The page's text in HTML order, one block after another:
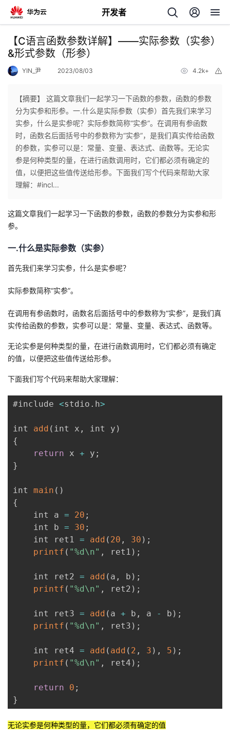
开发者
返
回
个
人
主
我
的
发
者
我
博
客
的
论
我
的
子
我
直
的
我
的
开
发
验
收
我
的
Programs
我
的
议
【C语言函数参数详解】——实际参数（实参）
&形式参数（形参）
YIN_尹 2023/08/03 4.2k+
【摘要】 这篇文章我们一起学习一下函数的参数，函数的参数
分为实参和形参。一.什么是实际参数（实参）首先我们来学习
实参，什么是实参呢？实际参数简称“实参”。在调用有参函数
时，函数名后面括号中的参数称为“实参”，是我们真实传给函数
的参数，实参可以是：常量、变量、表达式、函数等。无论实
参是何种类型的量，在进行函数调用时，它们都必须有确定的
值，以便把这些值传送给形参。下面我们写个代码来帮助大家
理解：#incl...
这篇文章我们一起学习一下函数的参数，函数的参数分为实参和形
参。
一.什么是实际参数（实参）
首先我们来学习实参，什么是实参呢？
实际参数简称“实参”。
在调用有参函数时，函数名后面括号中的参数称为“实参”，是我们真
实传给函数的参数，实参可以是：常量、变量、表达式、函数等。
无论实参是何种类型的量，在进行函数调用时，它们都必须有确定
的值，以便把这些值传送给形参。
下面我们写个代码来帮助大家理解：
#include <stdio . h>
int add ( int x , int y )
{
return x + y ;
}
int main ( )
{
    int a
= 20 ;
    int b
= 30 ;
    int ret1
= add ( 20 , 30 ) ;
printf ( "%d\n" , ret1 ) ;
    int ret2
= add ( a , b ) ;
printf ( "%d\n" , ret2 ) ;
    int ret3
= add ( a + b , a - b ) ;
printf ( "%d\n" , ret3 ) ;
    int ret4
= add ( add ( 2 , 3 ) , 5 ) ;
printf ( "%d\n" , ret4 ) ;
return 0 ;
}
无论实参是何种类型的量，它们都必须有确定的值